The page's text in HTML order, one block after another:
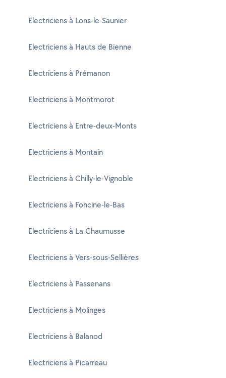
Electriciens à Lons-le-Saunier
Electriciens à Hauts de Bienne
Electriciens à Prémanon
Electriciens à Montmorot
Electriciens à Entre-deux-Monts
Electriciens à Montain
Electriciens à Chilly-le-Vignoble
Electriciens à Foncine-le-Bas
Electriciens à La Chaumusse
Electriciens à Vers-sous-Sellières
Electriciens à Passenans
Electriciens à Molinges
Electriciens à Balanod
Electriciens à Picarreau